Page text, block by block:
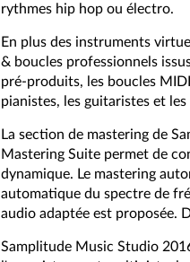
rythmes hip hop ou électro.
En plus des instruments
& boucles professionnels
pré-produits, les boucles
pianistes, les guitaristes et
La section de mastering de
Mastering Suite permet de
dynamique. Le mastering
automatique du spectre de
audio adaptée est proposée.
Samplitude Music Studio